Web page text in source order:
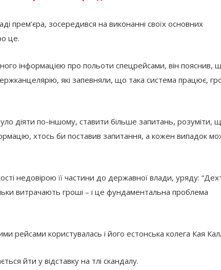
прем’єра, зосередився на виконанні своїх основних
це.
інформацією про польоти спецрейсами, він пояснив,
які запевняли, що така система працює,
діяти по-іншому, ставити більше запитань, розуміти,
хтось би поставив запитання, а кожен випадок
недовірою її частини до державної влади, уряду:
витрачають гроші – і це фундаментальна проблема
рейсами користувалась і його естонська колега Кая
йти у відставку на тлі скандалу.